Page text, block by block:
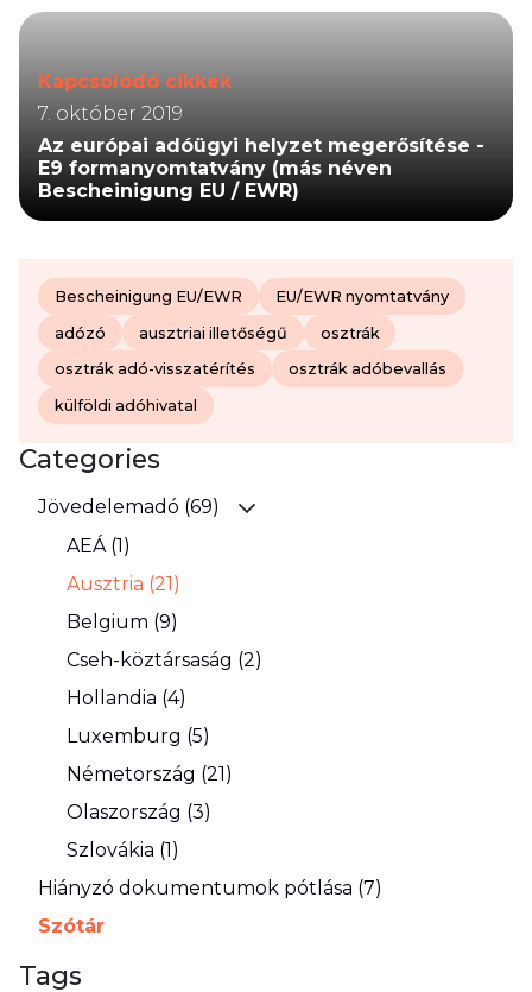
Kapcsolódó cikkek
7. október 2019
Az európai adóügyi helyzet megerősítése -
E9 formanyomtatvány (más néven
Bescheinigung EU / EWR)
Bescheinigung EU/EWR EU/EWR nyomtatvány
adózó ausztriai illetőségű osztrák
osztrák adó-visszatérítés osztrák adóbevallás
külföldi adóhivatal
Categories
Jövedelemadó (69)
AEÁ (1)
Ausztria (21)
Belgium (9)
Cseh-köztársaság (2)
Hollandia (4)
Luxemburg (5)
Németország (21)
Olaszország (3)
Szlovákia (1)
Hiányzó dokumentumok pótlása (7)
Szótár
Tags